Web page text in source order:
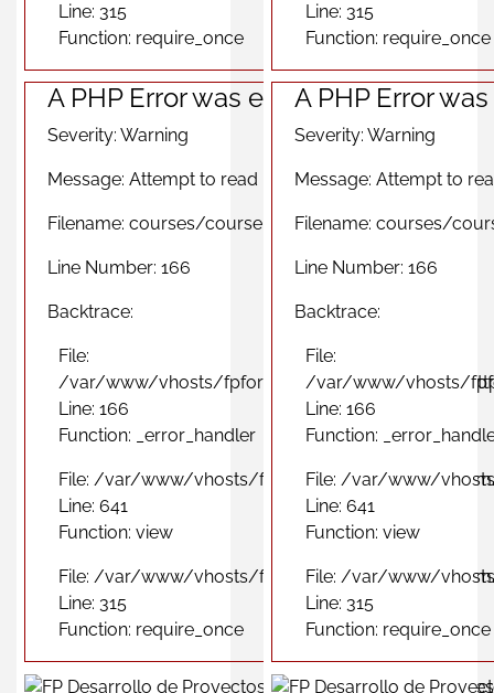
Line: 315
Function: require_once
A PHP Error was encountered
Severity: Warning
Message: Attempt to read property "photo" on null
Filename: courses/course_region_view.php
Line Number: 166
Backtrace:
File:
/var/www/vhosts/fpformacionprofesional.com/
Line: 166
Function: _error_handler
File: /var/www/vhosts/
Line: 641
Function: view
File: /var/www/vhosts/
Line: 315
Function: require_once
Line: 315
Function: require_once
A PHP Error
Severity: Warning
Message: Attempt to
Filename: courses/
Line Number: 166
Backtrace:
File:
/var/www/vhosts/
Line: 166
Function:
File: /var/www/
Line: 641
Function: view
File: /var/www/
Line: 315
Function: require_once